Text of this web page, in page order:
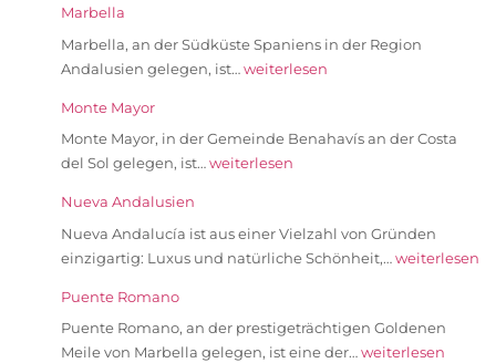
Marbella
Marbella, an der Südküste Spaniens in der Region
Andalusien gelegen, ist… weiterlesen
Monte Mayor
Monte Mayor, in der Gemeinde Benahavís an der Costa
del Sol gelegen, ist…weiterlesen
Nueva Andalusien
Nueva Andalucía ist aus einer Vielzahl von Gründen
einzigartig: Luxus und natürliche Schönheit,… weiterlesen
Puente Romano
Puente Romano, an der prestigeträchtigen Goldenen
Meile von Marbella gelegen, ist eine der…weiterlesen